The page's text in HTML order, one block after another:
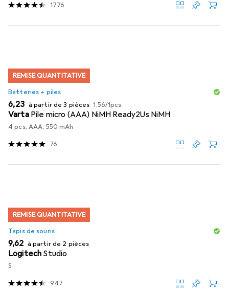
1776
REMISE QUANTITATIVE
Batteries + piles
EUR
6,23 à partir de 3 pièces EUR
1,56/1pcs
Varta Pile micro (AAA) NiMH Ready2Us NiMH
4 pcs, AAA, 550 mAh
76
REMISE QUANTITATIVE
Tapis de souris
EUR
9,62 à partir de 2 pièces
Logitech Studio
S
947